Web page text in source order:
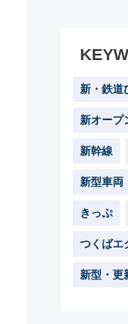
新・鉄道
新オープ
新幹線
新型車両
きっぷ
つくばエ
新型・更